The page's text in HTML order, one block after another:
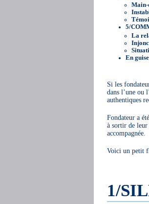
Main-
5/
La
En
Si les
dans l’une ou
authentiques
Fondateur a
à sortir de leur
accompagnée.
Voici un petit
1/